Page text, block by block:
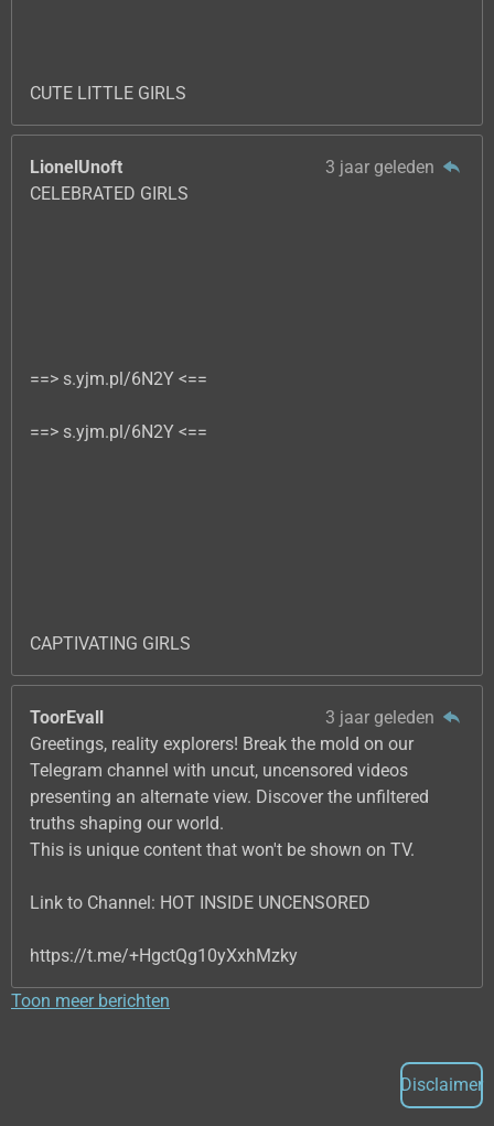
CUTE LITTLE GIRLS
LionelUnoft
3 jaar geleden
CELEBRATED GIRLS
==> s.yjm.pl/6N2Y <==
==> s.yjm.pl/6N2Y <==
CAPTIVATING GIRLS
ToorEvall
3 jaar geleden
Greetings, reality explorers! Break the mold on our
Telegram channel with uncut, uncensored videos
presenting an alternate view. Discover the unfiltered
truths shaping our world.
This is unique content that won't be shown on TV.
Link to Channel: HOT INSIDE UNCENSORED
https://t.me/+HgctQg10yXxhMzky
Toon meer berichten
Disclaimer